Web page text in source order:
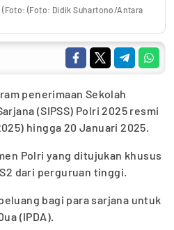
(Foto: Didik Suhartono/Antara
penerimaan Sekolah
(SIPSS) Polri 2025 resmi
hingga 20 Januari 2025.
Polri yang ditujukan khusus
dari perguruan tinggi.
bagi para sarjana untuk
(IPDA).